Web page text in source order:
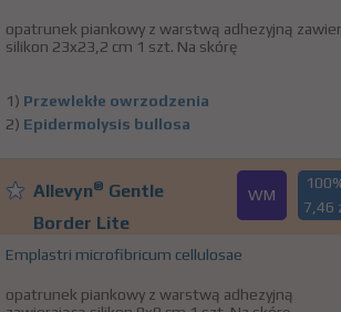
opatrunek piankowy z warstwą adhezyjną
silikon 23x23,2 cm 1 szt. Na skórę
1) Przewlekłe owrzodzenia
2) Epidermolysis bullosa
Allevyn® Gentle
Border Lite
WM
7,46
Emplastri microfibricum cellulosae
opatrunek piankowy z warstwą adhezyjną